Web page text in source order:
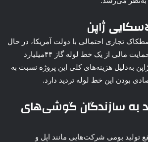
ژاپن
تجاری احتمالی با دولت آمریکا، در حال
بررسی ارائه پیشنهاد حمایت مالی از یک خط لوله گاز ۴۴میلیارد
به‌دلیل هزینه‌های کلی این پروژه نسبت به
بودن این خط لوله تردید دارد.
به سازندگان گوشی‌های
تولید بومی شرکت‌هایی مانند اپل و